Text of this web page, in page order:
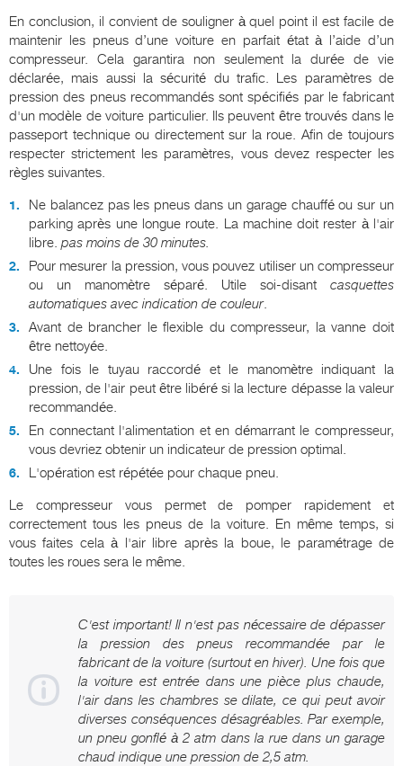
En conclusion, il convient de souligner à quel point il est facile de
maintenir les pneus d’une voiture en parfait état à l’aide d’un
compresseur. Cela garantira non seulement la durée de vie
déclarée, mais aussi la sécurité du trafic. Les paramètres de
pression des pneus recommandés sont spécifiés par le fabricant
d'un modèle de voiture particulier. Ils peuvent être trouvés dans le
passeport technique ou directement sur la roue. Afin de toujours
respecter strictement les paramètres, vous devez respecter les
règles suivantes.
Ne balancez pas les pneus dans un garage chauffé ou sur un
parking après une longue route. La machine doit rester à l'air
libre. pas moins de 30 minutes.
Pour mesurer la pression, vous pouvez utiliser un compresseur
ou un manomètre séparé. Utile soi-disant casquettes
automatiques avec indication de couleur.
Avant de brancher le flexible du compresseur, la vanne doit
être nettoyée.
Une fois le tuyau raccordé et le manomètre indiquant la
pression, de l'air peut être libéré si la lecture dépasse la valeur
recommandée.
En connectant l'alimentation et en démarrant le compresseur,
vous devriez obtenir un indicateur de pression optimal.
L'opération est répétée pour chaque pneu.
Le compresseur vous permet de pomper rapidement et
correctement tous les pneus de la voiture. En même temps, si
vous faites cela à l'air libre après la boue, le paramétrage de
toutes les roues sera le même.
C'est important! Il n'est pas nécessaire de dépasser
la pression des pneus recommandée par le
fabricant de la voiture (surtout en hiver). Une fois que
la voiture est entrée dans une pièce plus chaude,
l'air dans les chambres se dilate, ce qui peut avoir
diverses conséquences désagréables. Par exemple,
un pneu gonflé à 2 atm dans la rue dans un garage
chaud indique une pression de 2,5 atm.